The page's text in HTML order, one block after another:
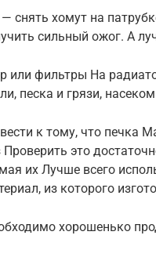
снять хомут на
сильный ожог. А
или фильтры На
песка и грязи,
к тому, что печка
это
их Лучше всего
из которого
хорошенько